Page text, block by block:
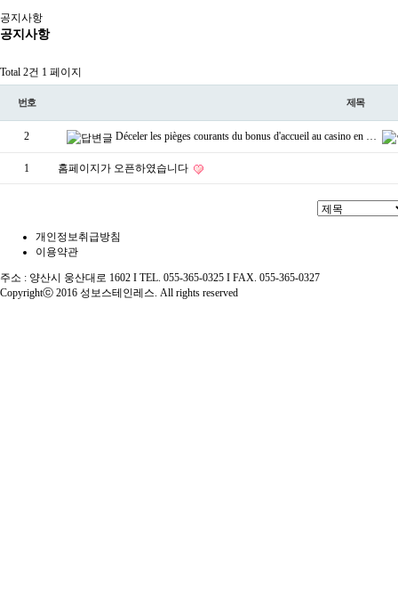
공지사항
공지사항
Total 2건 1 페이지
번호 제목
2 Déceler les pièges courants du bonus d'accueil au casino en …
1 홈페이지가 오픈하였습니다
개인정보취급방침
이용약관
주소 : 양산시 웅산대로 1602 I TEL. 055-365-0325 I FAX. 055-365-0327
Copyrightⓒ 2016 성보스테인레스. All rights reserved